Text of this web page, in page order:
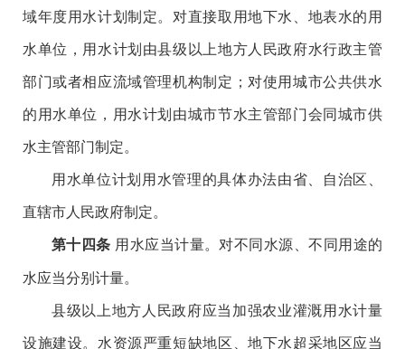
域年度用水计划制定。对直接取用地下水、地表水的用
水单位，用水计划由县级以上地方人民政府水行政主管
部门或者相应流域管理机构制定；对使用城市公共供水
的用水单位，用水计划由城市节水主管部门会同城市供
水主管部门制定。
用水单位计划用水管理的具体办法由省、自治区、
直辖市人民政府制定。
第十四条 用水应当计量。对不同水源、不同用途的
水应当分别计量。
县级以上地方人民政府应当加强农业灌溉用水计量
设施建设。水资源严重短缺地区、地下水超采地区应当